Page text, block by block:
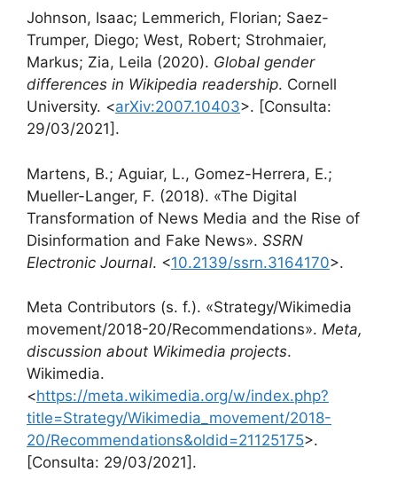
Johnson, Isaac; Lemmerich, Florian; Saez-
Trumper, Diego; West, Robert; Strohmaier,
Markus; Zia, Leila (2020). Global gender
differences in Wikipedia readership. Cornell
University. <arXiv:2007.10403>. [Consulta:
29/03/2021].
Martens, B.; Aguiar, L., Gomez-Herrera, E.;
Mueller-Langer, F. (2018). «The Digital
Transformation of News Media and the Rise of
Disinformation and Fake News». SSRN
Electronic Journal. <10.2139/ssrn.3164170>.
Meta Contributors (s. f.). «Strategy/Wikimedia
movement/2018-20/Recommendations». Meta,
discussion about Wikimedia projects.
Wikimedia.
<https://meta.wikimedia.org/w/index.php?
title=Strategy/Wikimedia_movement/2018-
20/Recommendations&oldid=21125175>.
[Consulta: 29/03/2021].